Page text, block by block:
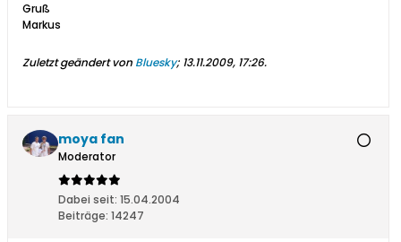
Gruß
Markus
Zuletzt geändert von Bluesky; 13.11.2009, 17:26.
moya fan
Moderator
Dabei seit: 15.04.2004
Beiträge: 14247